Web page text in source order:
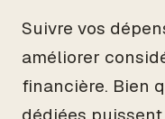
Suivre vos
améliorer
financière. Bien